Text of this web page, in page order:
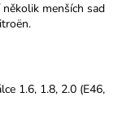
menších sad
1.6, 1.8, 2.0 (E46,